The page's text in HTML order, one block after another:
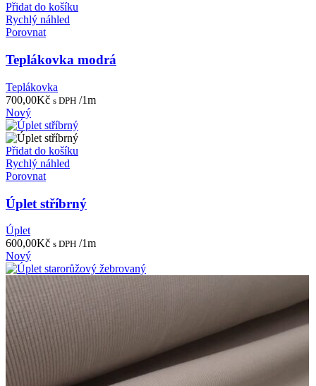
Přidat do košíku
Rychlý náhled
Porovnat
Teplákovka modrá
Teplákovka
700,00Kč s DPH /1m
Nový
Přidat do košíku
Rychlý náhled
Porovnat
Úplet stříbrný
Úplet
600,00Kč s DPH /1m
Nový